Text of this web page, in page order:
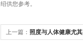
绍供您参考。
上一篇： 照度与人体健康尤